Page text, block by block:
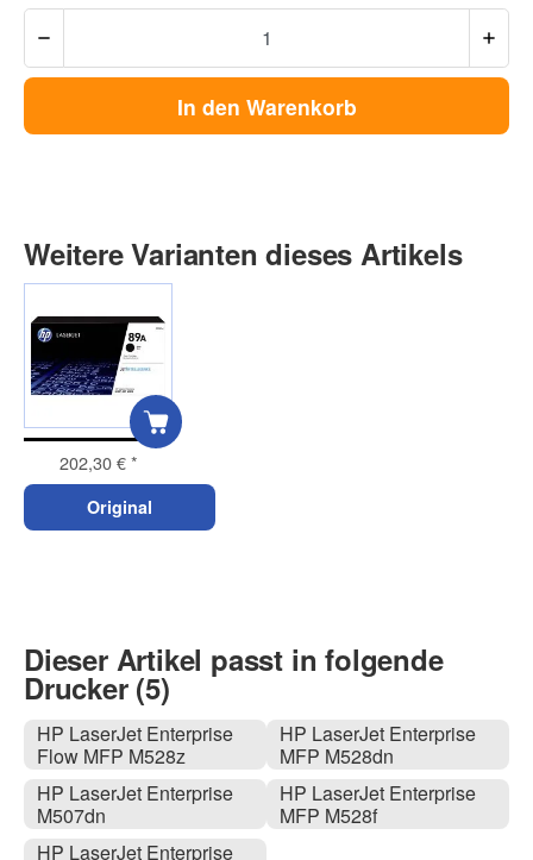
In den Warenkorb
Weitere Varianten dieses Artikels
202,30 €*
Original
Dieser Artikel passt in folgende
Drucker (5)
HP LaserJet Enterprise
Flow MFP M528z
HP LaserJet Enterprise
M507dn
HP LaserJet Enterprise
HP LaserJet Enterprise
MFP M528dn
HP LaserJet Enterprise
MFP M528f